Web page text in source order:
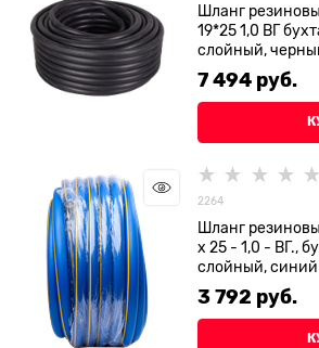
Шланг
19*25 1,0 ВГ
слойный,
7 494 руб.
2264
Шланг
х 25 - 1,0 - ВГ.,
слойный,
ТЭП
3 792 руб.